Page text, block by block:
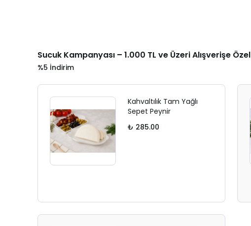
Sucuk Kampanyası – 1.000 TL ve Üzeri Alışverişe Özel
%5 İndirim
Kahvaltılık Tam Yağlı
Sepet Peynir
₺ 285.00